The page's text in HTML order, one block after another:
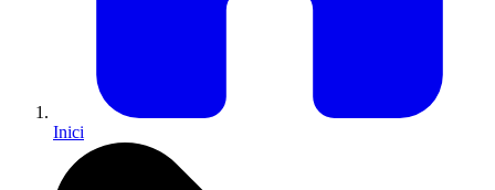
Inici